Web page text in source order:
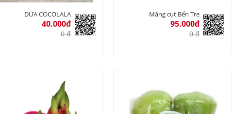
DỪA COCOLALA
40.000đ
0 đ
Măng cụt Bến Tre
95.000đ
0 đ